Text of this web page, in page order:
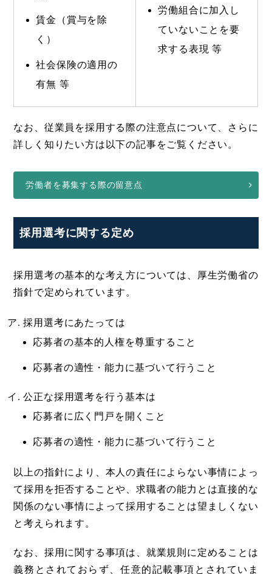
賃金（賞与を除
く）
社会保険の適用の
有無 等
労働組合に加入し
ていないことを要
求する表現 等
なお、従業員を採用する際の注意点について、さらに
詳しく知りたい方は以下の記事をご覧ください。
労働者を募集する際の留意点
採用選考に関する定め
採用選考の基本的な考え方については、厚生労働省の
指針で定められています。
採用選考にあたっては
応募者の基本的人権を尊重すること
応募者の適性・能力に基づいて行うこと
公正な採用選考を行う基本は
応募者に広く門戸を開くこと
応募者の適性・能力に基づいて行うこと
以上の指針により、本人の責任によらない事情によっ
て採用を拒否することや、求職者の能力とは直接的な
関係のない事情によって採用することは望ましくない
と考えられます。
なお、採用に関する事項は、就業規則に定めることは
義務とされておらず、任意的記載事項とされていま